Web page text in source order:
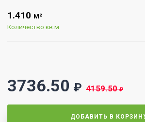
1.410 М²
Количество кв.м.
3736.50 ₽ 4159.50₽
ДОБАВИТЬ В